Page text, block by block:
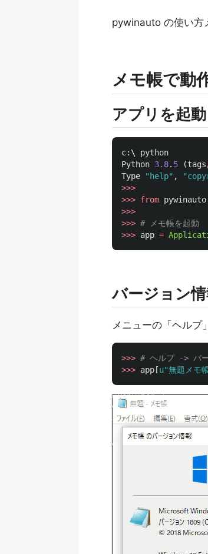
pywinauto の使い方
メモ帳で動
アプリを起動
c: \ python
Python 3.8. 5 (tags
Type
" help" , "
>>>
>>> from pywinauto
>>>
>>>
>>> app =
バージョン
メニューの「ヘルプ
>>>
>>> app [u"無題メモ